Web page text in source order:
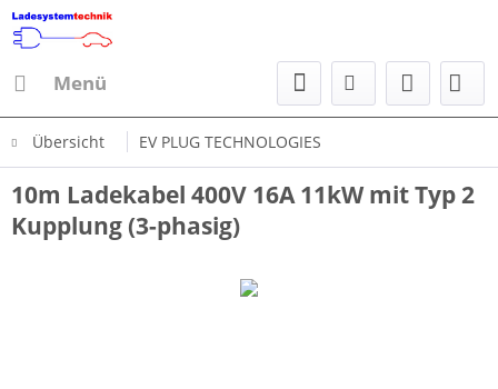
Menü
Übersicht EV PLUG TECHNOLOGIES
10m Ladekabel 400V 16A 11kW mit Typ 2
Kupplung (3-phasig)